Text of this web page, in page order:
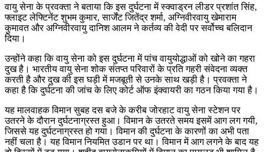
वायु सेना के प्रवक्ता ने बताया कि इस दुर्घटना में स्क्वाड्रन लीडर प्रशांत सिंह,
फ्लाइट लेफ्टिनेंट शुभम कुमार, सार्जेंट जितेंद्र शर्मा, अग्निवीरवायु खेमाराम
कुमावत और अग्निवीरवायु दानिश आलम ने कर्तव्य की वेदी पर सर्वोच्च बलिदान
दिया।
उन्होंने कहा कि वायु सेना को इस दुर्घटना में पांच वायुयोद्धाओं को खोने का गहरा
दुख है। भारतीय वायु सेना शोक संतप्त परिवारों के प्रति गहरी संवेदना व्यक्त
करती है और दुख की इस घड़ी में मजबूती से उनके साथ खड़ी है। प्रवक्ता ने
कहा है कि दुर्घटना की जांच के लिए कोर्ट ऑफ इंक्वायरी का गठन किया गया है।
यह मालवाहक विमान सुबह दस बजे के करीब जोरहाट वायु सेना स्टेशन पर
उतरने के दौरान दुर्घटनाग्रस्त हुआ। विमान के उतरते समय इसमें आग लग गयी,
जिससे यह दुर्घटनाग्रस्त हो गया। विमान की दुर्घटना के कारणों का अभी पता
नहीं चला है। यह विमान नियमित उडान पर था। विमान में आग लगने के बाद यह